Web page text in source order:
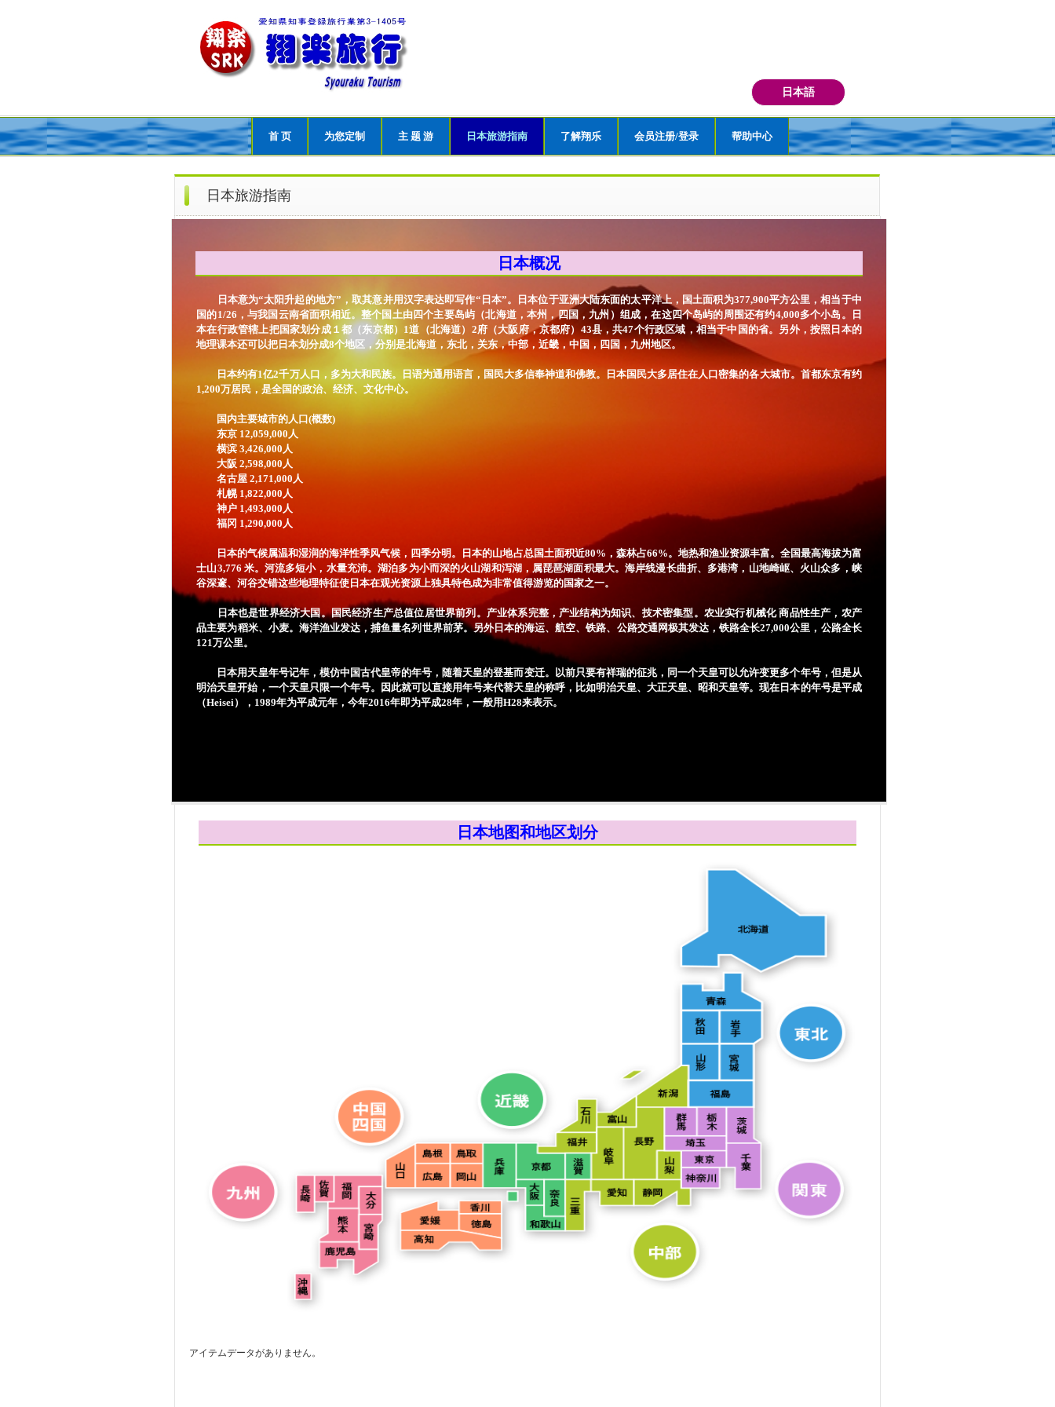
日本語
首 页 为您定制 主 题 游 日本旅游指南 了解翔乐 会员注册/登录 帮助中心
日本旅游指南
日本概况
日本意为“太阳升起的地方”，取其意并用汉字表达即写作“日本”。日本位于亚洲大陆东面的太平洋上，国土面积为377,900平方公里，相当于中
国的1/26，与我国云南省面积相近。整个国土由四个主要岛屿（北海道，本州，四国，九州）组成，在这四个岛屿的周围还有约4,000多个小岛。日
本在行政管辖上把国家划分成１都（东京都）1道（北海道）2府（大阪府，京都府）43县，共47个行政区域，相当于中国的省。另外，按照日本的
地理课本还可以把日本划分成8个地区，分别是北海道，东北，关东，中部，近畿，中国，四国，九州地区。
日本约有1亿2千万人口，多为大和民族。日语为通用语言，国民大多信奉神道和佛教。日本国民大多居住在人口密集的各大城市。首都东京有约
1,200万居民，是全国的政治、经济、文化中心。
国内主要城市的人口(概数)
东京 12,059,000人
横滨 3,426,000人
大阪 2,598,000人
名古屋 2,171,000人
札幌 1,822,000人
神户 1,493,000人
福冈 1,290,000人
日本的气候属温和湿润的海洋性季风气候，四季分明。日本的山地占总国土面积近80%，森林占66%。地热和渔业资源丰富。全国最高海拔为富
士山3,776 米。河流多短小，水量充沛。湖泊多为小而深的火山湖和泻湖，属琵琶湖面积最大。海岸线漫长曲折、多港湾，山地崎岖、火山众多，峡
谷深邃、河谷交错这些地理特征使日本在观光资源上独具特色成为非常值得游览的国家之一。
日本也是世界经济大国。国民经济生产总值位居世界前列。产业体系完整，产业结构为知识、技术密集型。农业实行机械化 商品性生产，农产
品主要为稻米、小麦。海洋渔业发达，捕鱼量名列世界前茅。另外日本的海运、航空、铁路、公路交通网极其发达，铁路全长27,000公里，公路全长
121万公里。
日本用天皇年号记年，模仿中国古代皇帝的年号，随着天皇的登基而变迁。以前只要有祥瑞的征兆，同一个天皇可以允许变更多个年号，但是从
明治天皇开始，一个天皇只限一个年号。因此就可以直接用年号来代替天皇的称呼，比如明治天皇、大正天皇、昭和天皇等。现在日本的年号是平成
（Heisei），1989年为平成元年，今年2016年即为平成28年，一般用H28来表示。
日本地图和地区划分
アイテムデータがありません。